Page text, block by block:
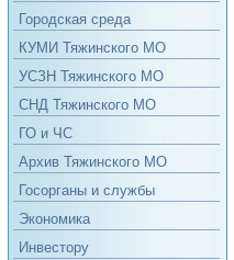
Городская среда
КУМИ Тяжинского МО
УСЗН Тяжинского МО
СНД Тяжинского МО
ГО и ЧС
Архив Тяжинского МО
Госорганы и службы
Экономика
Инвестору